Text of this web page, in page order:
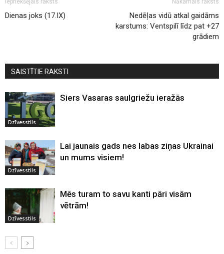
Iepriekšējais raksts
Dienas joks (17.IX)
Nākamais raksts
Nedēļas vidū atkal gaidāms
karstums: Ventspilī līdz pat +27
grādiem
SAISTĪTIE RAKSTI
Dzīvesstils
Siers Vasaras saulgriežu ieražās
Dzīvesstils
Lai jaunais gads nes labas ziņas Ukrainai
un mums visiem!
Dzīvesstils
Mēs turam to savu kanti pāri visām
vētrām!